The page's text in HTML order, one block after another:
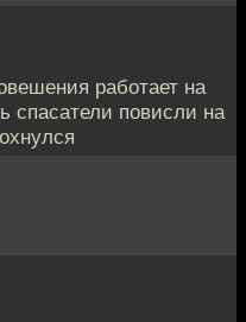
работает на
спасатели повисли на